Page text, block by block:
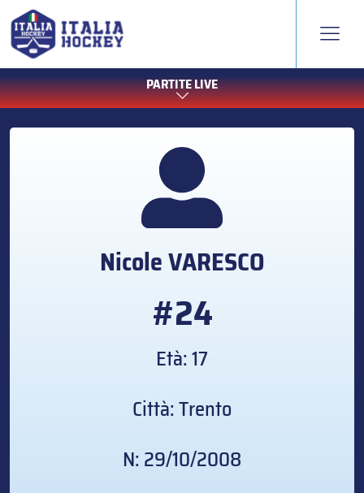
PARTITE LIVE
NicoleVARESCO
#24
Età: 17
Città: Trento
N: 29/10/2008